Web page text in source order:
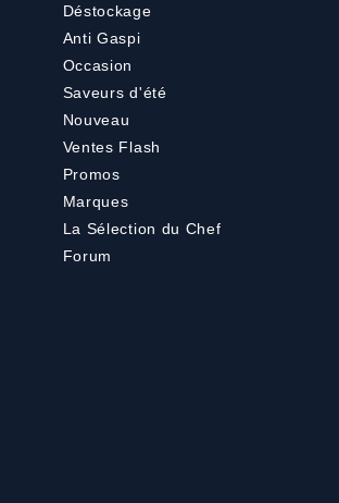
Déstockage
Anti Gaspi
Occasion
Saveurs d'été
Nouveau
Ventes Flash
Promos
Marques
La Sélection du Chef
Forum